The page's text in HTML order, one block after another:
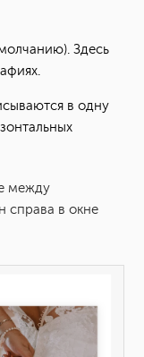
Здесь
в одну
между
справа в окне